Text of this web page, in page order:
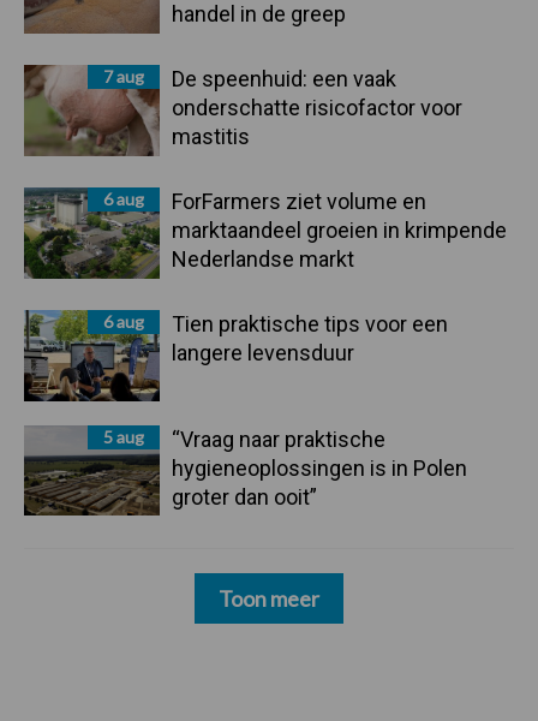
handel in de greep
7 aug
De speenhuid: een vaak
onderschatte risicofactor voor
mastitis
6 aug
ForFarmers ziet volume en
marktaandeel groeien in krimpende
Nederlandse markt
6 aug
Tien praktische tips voor een
langere levensduur
5 aug
“Vraag naar praktische
hygieneoplossingen is in Polen
groter dan ooit”
Toon meer